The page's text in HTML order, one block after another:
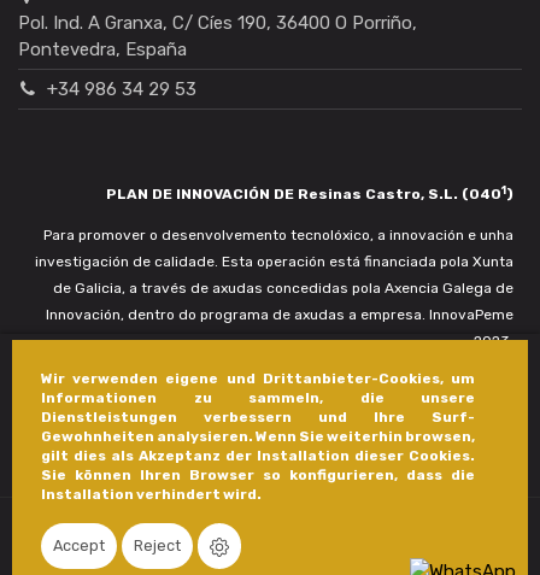
Wir verwenden eigene und Drittanbieter-Cookies, um
Informationen zu sammeln, die unsere
Dienstleistungen verbessern und Ihre Surf-
Gewohnheiten analysieren. Wenn Sie weiterhin browsen,
gilt dies als Akzeptanz der Installation dieser Cookies.
Sie können Ihren Browser so konfigurieren, dass die
Installation verhindert wird.
Accept Reject
Pol. Ind. A Granxa, C/ Cíes 190, 36400 O Porriño,
Pontevedra, España
+34 986 34 29 53
PLAN DE INNOVACIÓN DE Resinas Castro, S.L. (0401)
Para promover o desenvolvemento tecnolóxico, a innovación e unha
investigación de calidade. Esta operación está financiada pola Xunta
de Galicia, a través de axudas concedidas pola Axencia Galega de
Innovación, dentro do programa de axudas a empresa. InnovaPeme
2023.